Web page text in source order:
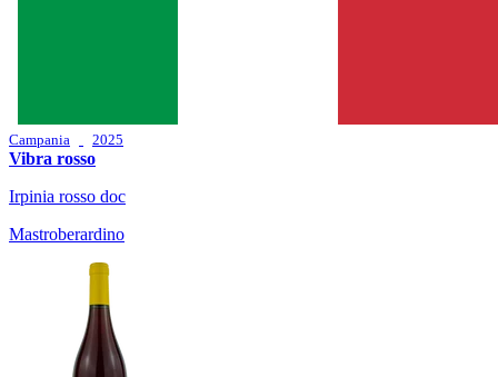
Campania 2025
Vibra rosso
Irpinia rosso doc
Mastroberardino